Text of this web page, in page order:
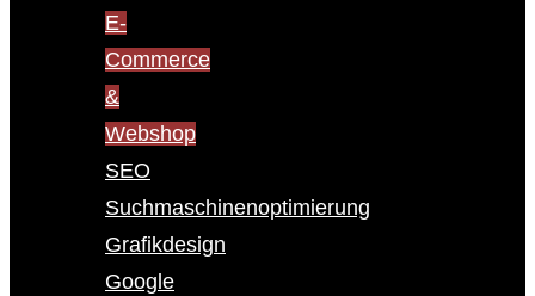
E-
Commerce
&
Webshop
SEO
Suchmaschinenoptimierung
Grafikdesign
Google